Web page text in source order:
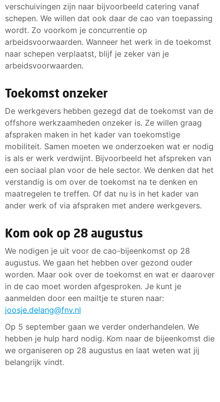
verschuivingen zijn naar bijvoorbeeld catering vanaf
schepen. We willen dat ook daar de cao van toepassing
wordt. Zo voorkom je concurrentie op
arbeidsvoorwaarden. Wanneer het werk in de toekomst
naar schepen verplaatst, blijf je zeker van je
arbeidsvoorwaarden.
Toekomst onzeker
De werkgevers hebben gezegd dat de toekomst van de
offshore werkzaamheden onzeker is. Ze willen graag
afspraken maken in het kader van toekomstige
mobiliteit. Samen moeten we onderzoeken wat er nodig
is als er werk verdwijnt. Bijvoorbeeld het afspreken van
een sociaal plan voor de hele sector. We denken dat het
verstandig is om over de toekomst na te denken en
maatregelen te treffen. Of dat nu is in het kader van
ander werk of via afspraken met andere werkgevers.
Kom ook op 28 augustus
We nodigen je uit voor de cao-bijeenkomst op 28
augustus. We gaan het hebben over gezond ouder
worden. Maar ook over de toekomst en wat er daarover
in de cao moet worden afgesproken. Je kunt je
aanmelden door een mailtje te sturen naar:
joosje.delang@fnv.nl
Op 5 september gaan we verder onderhandelen. We
hebben je hulp hard nodig. Kom naar de bijeenkomst die
we organiseren op 28 augustus en laat weten wat jij
belangrijk vindt.